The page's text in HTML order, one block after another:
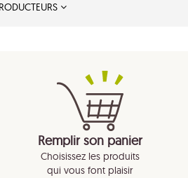
Remplir son panier
Choisissez les produits
qui vous font plaisir